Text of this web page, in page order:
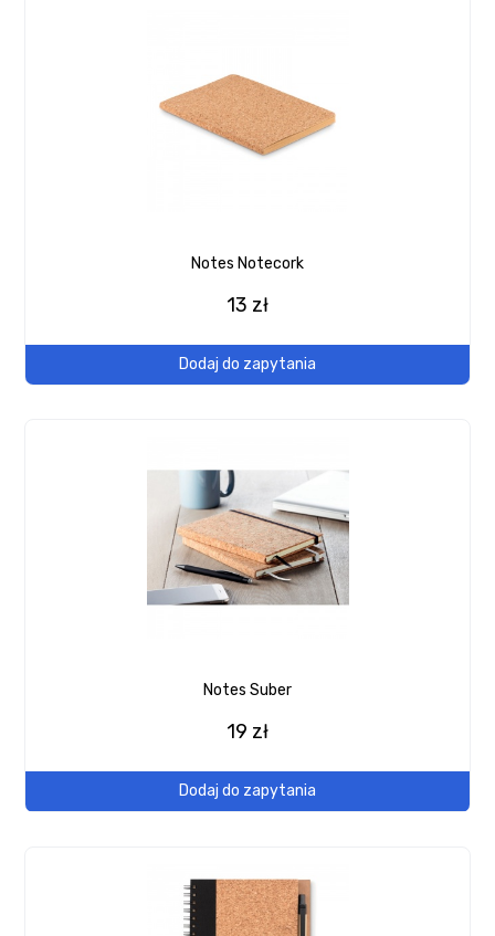
Notes Notecork
13 zł
Dodaj do zapytania
Notes Suber
19 zł
Dodaj do zapytania